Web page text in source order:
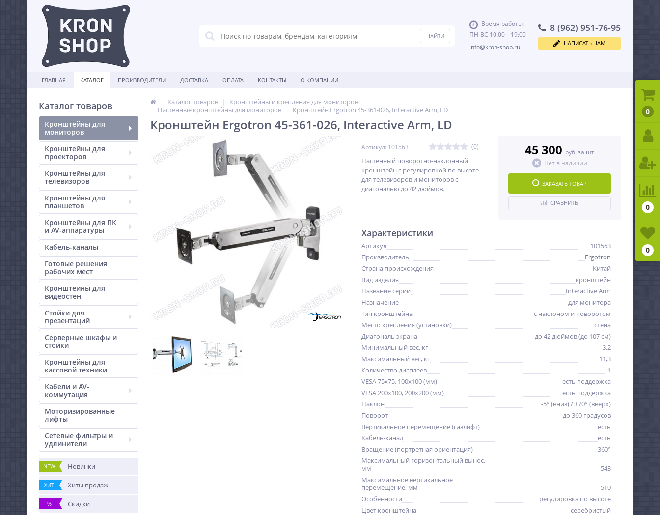
Время работы:
ПН-ВС 10:00 – 19:00
info@kron-shop.ru
8 (962) 951-76-95
НАПИСАТЬ НАМ
ГЛАВНАЯ КАТАЛОГ ПРОИЗВОДИТЕЛИ ДОСТАВКА ОПЛАТА КОНТАКТЫ О КОМПАНИИ
Каталог товаров
Кронштейны для
мониторов
Кронштейны для
проекторов
Кронштейны для
телевизоров
Кронштейны для
планшетов
Кронштейны для ПК
и AV-аппаратуры
Кабель-каналы
Готовые решения
рабочих мест
Кронштейны для
видеостен
Стойки для
презентаций
Серверные шкафы и
стойки
Кронштейны для
кассовой техники
Кабели и AV-
коммутация
Моторизированные
лифты
Сетевые фильтры и
удлинители
NEW Новинки
ХИТ Хиты продаж
% Скидки
Каталог товаров
Кронштейны и крепления для мониторов
Настенные кронштейны для мониторов
Кронштейн Ergotron 45-361-026, Interactive Arm, LD
Кронштейн Ergotron 45-361-026, Interactive Arm, LD
Артикул: 101563 (0)
Настенный поворотно-наклонный
кронштейн c регулировкой по высоте
для телевизоров и мониторов с
диагональю до 42 дюймов.
45 300 руб. за шт
Нет в наличии
ЗАКАЗАТЬ ТОВАР
СРАВНИТЬ
Характеристики
Артикул
101563
Производитель
Ergotron
Страна происхождения
Китай
Вид изделия
кронштейн
Название серии
Interactive Arm
Назначение
для монитора
Тип кронштейна
с наклоном и поворотом
Место крепления (установки)
стена
Диагональ экрана
до 42 дюймов (до 107 см)
Минимальный вес, кг
3,2
Максимальный вес, кг
11,3
Количество дисплеев
1
VESA 75x75, 100x100 (мм)
есть поддержка
VESA 200x100, 200x200 (мм)
есть поддержка
Наклон
-5° (вниз) / +70° (вверх)
Поворот
до 360 градусов
Вертикальное перемещение (газлифт)
есть
Кабель-канал
есть
Вращение (портретная ориентация)
360°
Максимальный горизонтальный вынос,
мм
543
Максимальное вертикальное
перемещение, мм
510
Особенности
регулировка по высоте
Цвет кронштейна
серебристый
0
0
0